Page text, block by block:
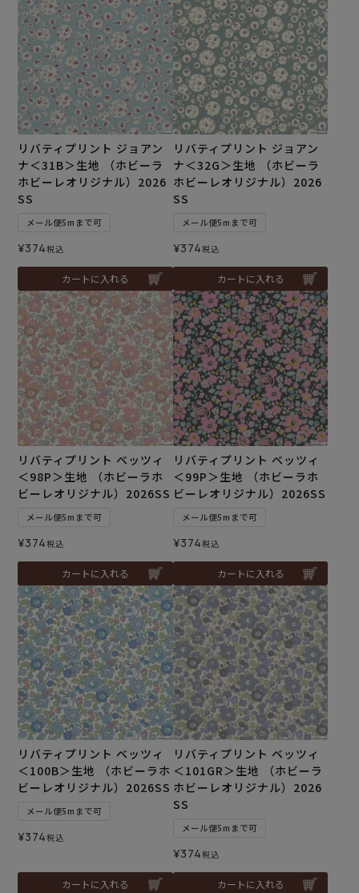
リバティプリント ジョアン
ナ＜31B＞生地 （ホビーラ
ホビーレオリジナル）2026
SS
メール便5mまで可
¥374税込
カートに入れる
リバティプリント ジョアン
ナ＜32G＞生地 （ホビーラ
ホビーレオリジナル）2026
SS
メール便5mまで可
¥374税込
カートに入れる
リバティプリント ベッツィ
＜98P＞生地 （ホビーラホ
ビーレオリジナル）2026SS
メール便5mまで可
¥374税込
カートに入れる
リバティプリント ベッツィ
＜99P＞生地 （ホビーラホ
ビーレオリジナル）2026SS
メール便5mまで可
¥374税込
カートに入れる
リバティプリント ベッツィ
＜100B＞生地 （ホビーラホ
ビーレオリジナル）2026SS
メール便5mまで可
¥374税込
カートに入れる
リバティプリント ベッツィ
＜101GR＞生地 （ホビーラ
ホビーレオリジナル）2026
SS
メール便5mまで可
¥374税込
カートに入れる